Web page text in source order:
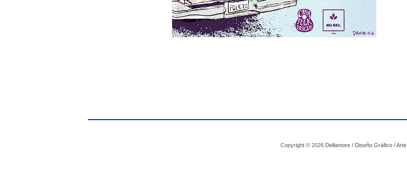
Copyright © 2026 Dellamore / Diseño Gráfico / Arte